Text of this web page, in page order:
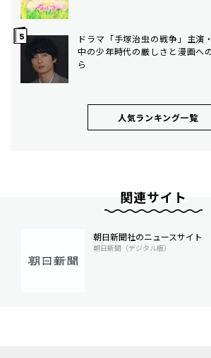
ドラマ「手塚治虫の戦争」主
中の少年時代の厳しさと漫画へ
ら
人気ランキング⼀覧
関連サイト
朝日新聞社のニュースサイト
朝日新聞（デジタル版）